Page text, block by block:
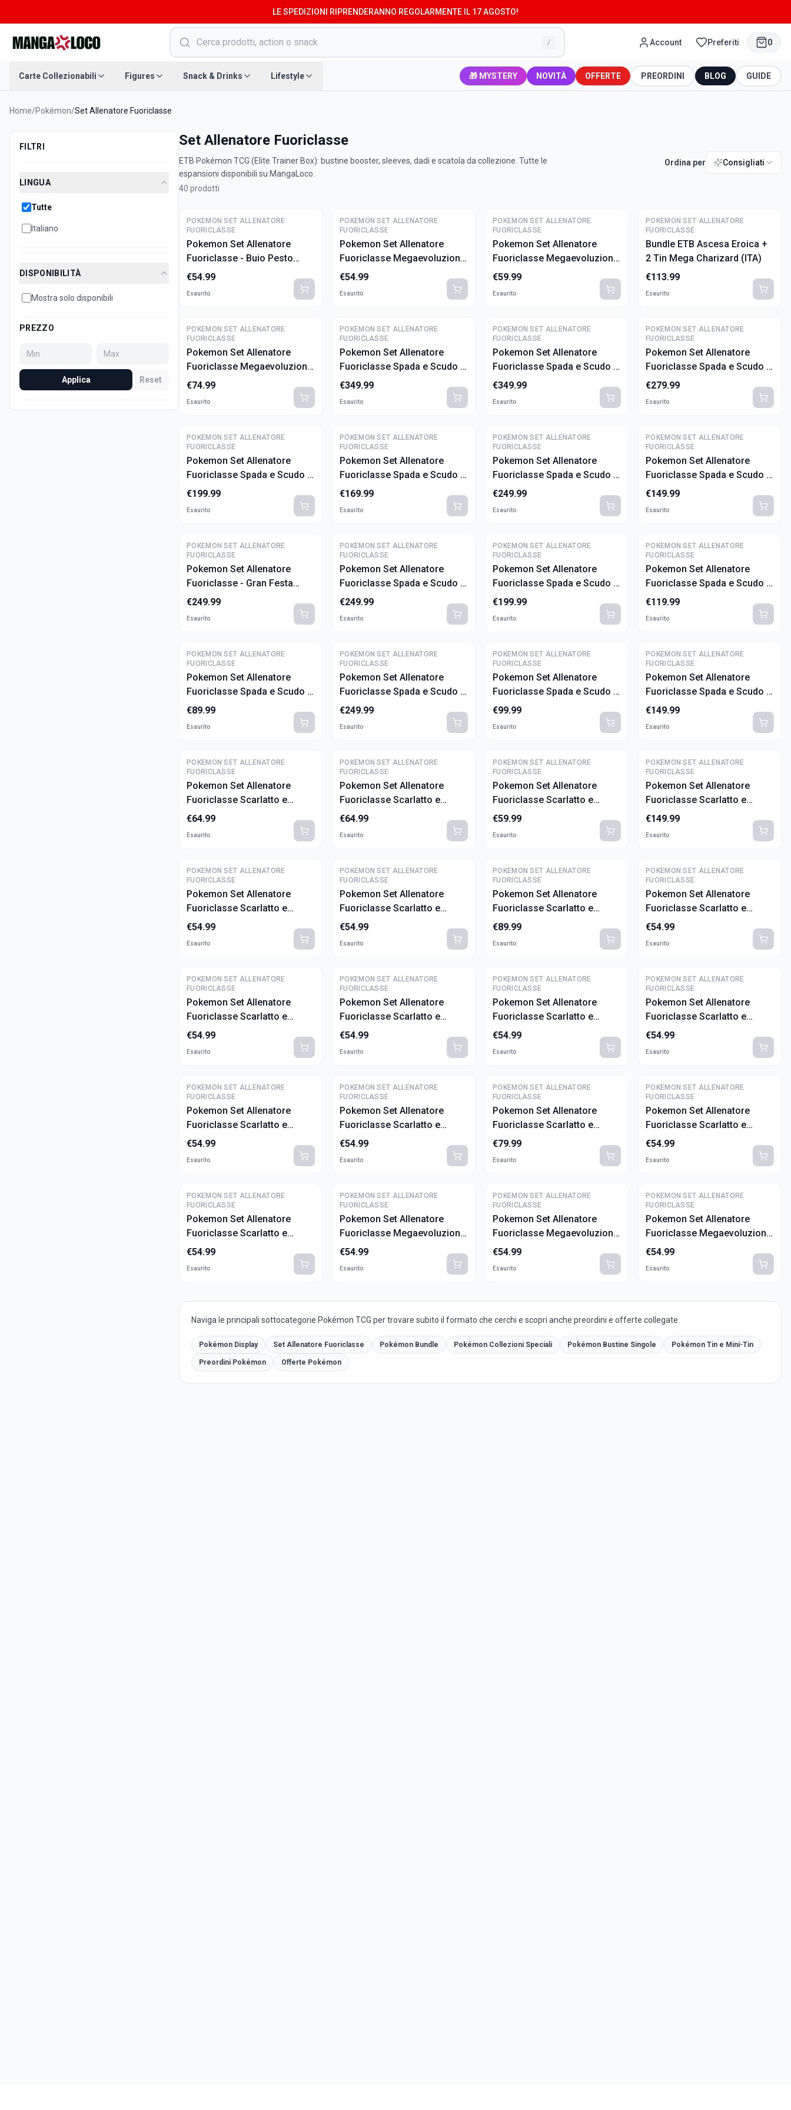
LE SPEDIZIONI RIPRENDERANNO REGOLARMENTE IL 17 AGOSTO!
/ Account Preferiti 0
Carte Collezionabili Figures Snack & Drinks Lifestyle 🎁 MYSTERY NOVITÀ OFFERTE PREORDINI BLOG GUIDE
Home/Pokémon/Set Allenatore Fuoriclasse
FILTRI
LINGUA
Tutte
Italiano
DISPONIBILITÀ
Mostra solo disponibili
PREZZO
Applica Reset
Set Allenatore Fuoriclasse
ETB Pokémon TCG (Elite Trainer Box): bustine booster, sleeves, dadi e scatola da collezione. Tutte le
espansioni disponibili su MangaLoco.
40 prodotti
Ordina per Consigliati
POKEMON SET ALLENATORE
FUORICLASSE
Pokemon Set Allenatore
Fuoriclasse - Buio Pesto
(ITA)
€54.99
Esaurito
POKEMON SET ALLENATORE
FUORICLASSE
Pokemon Set Allenatore
Fuoriclasse Megaevoluzione
- Caos Nascente (ITA)
€54.99
Esaurito
POKEMON SET ALLENATORE
FUORICLASSE
Pokemon Set Allenatore
Fuoriclasse Megaevoluzione
- Equilibrio Perfetto (ITA)
€59.99
Esaurito
POKEMON SET ALLENATORE
FUORICLASSE
Bundle ETB Ascesa Eroica +
2 Tin Mega Charizard (ITA)
€113.99
Esaurito
POKEMON SET ALLENATORE
FUORICLASSE
Pokemon Set Allenatore
Fuoriclasse Megaevoluzione
- Ascesa Eroica (ITA)
€74.99
Esaurito
POKEMON SET ALLENATORE
FUORICLASSE
Pokemon Set Allenatore
Fuoriclasse Spada e Scudo -
Zacian (ITA)
€349.99
Esaurito
POKEMON SET ALLENATORE
FUORICLASSE
Pokemon Set Allenatore
Fuoriclasse Spada e Scudo -
Zamazenta (ITA)
€349.99
Esaurito
POKEMON SET ALLENATORE
FUORICLASSE
Pokemon Set Allenatore
Fuoriclasse Spada e Scudo -
Fragore Ribelle (ITA)
€279.99
Esaurito
POKEMON SET ALLENATORE
FUORICLASSE
Pokemon Set Allenatore
Fuoriclasse Spada e Scudo -
Fiamme oscure (ITA)
€199.99
Esaurito
POKEMON SET ALLENATORE
FUORICLASSE
Pokemon Set Allenatore
Fuoriclasse Spada e Scudo -
Futuri Campioni (ITA)
€169.99
Esaurito
POKEMON SET ALLENATORE
FUORICLASSE
Pokemon Set Allenatore
Fuoriclasse Spada e Scudo -
Voltaggio Folgorante (ITA)
€249.99
Esaurito
POKEMON SET ALLENATORE
FUORICLASSE
Pokemon Set Allenatore
Fuoriclasse Spada e Scudo -
Destino Splendente (ITA)
€149.99
Esaurito
POKEMON SET ALLENATORE
FUORICLASSE
Pokemon Set Allenatore
Fuoriclasse - Gran Festa
(ITA)
€249.99
Esaurito
POKEMON SET ALLENATORE
FUORICLASSE
Pokemon Set Allenatore
Fuoriclasse Spada e Scudo -
Colpo Fusione (ITA)
€249.99
Esaurito
POKEMON SET ALLENATORE
FUORICLASSE
Pokemon Set Allenatore
Fuoriclasse Spada e Scudo -
Astri Lucenti (ITA)
€199.99
Esaurito
POKEMON SET ALLENATORE
FUORICLASSE
Pokemon Set Allenatore
Fuoriclasse Spada e Scudo -
Lucentezza Siderale (ITA)
€119.99
Esaurito
POKEMON SET ALLENATORE
FUORICLASSE
Pokemon Set Allenatore
Fuoriclasse Spada e Scudo -
Pokemon Go (ITA)
€89.99
Esaurito
POKEMON SET ALLENATORE
FUORICLASSE
Pokemon Set Allenatore
Fuoriclasse Spada e Scudo -
Origine Perduta (ITA)
€249.99
Esaurito
POKEMON SET ALLENATORE
FUORICLASSE
Pokemon Set Allenatore
Fuoriclasse Spada e Scudo -
Tempesta Argentata (ITA)
€99.99
Esaurito
POKEMON SET ALLENATORE
FUORICLASSE
Pokemon Set Allenatore
Fuoriclasse Spada e Scudo -
Zenit Regale (ITA)
€149.99
Esaurito
POKEMON SET ALLENATORE
FUORICLASSE
Pokemon Set Allenatore
Fuoriclasse Scarlatto e
Violetto - Koraidon (ITA)
€64.99
Esaurito
POKEMON SET ALLENATORE
FUORICLASSE
Pokemon Set Allenatore
Fuoriclasse Scarlatto e
Violetto - Miraidon (ITA)
€64.99
Esaurito
POKEMON SET ALLENATORE
FUORICLASSE
Pokemon Set Allenatore
Fuoriclasse Scarlatto e
Violetto - Evoluzioni A Paldea
€59.99
Esaurito
POKEMON SET ALLENATORE
FUORICLASSE
Pokemon Set Allenatore
Fuoriclasse Scarlatto e
Violetto - 151 (ITA)
€149.99
Esaurito
POKEMON SET ALLENATORE
FUORICLASSE
Pokemon Set Allenatore
Fuoriclasse Scarlatto e
Violetto - Paradosso
€54.99
Esaurito
POKEMON SET ALLENATORE
FUORICLASSE
Pokemon Set Allenatore
Fuoriclasse Scarlatto e
Violetto - Paradosso
Temporale Eroeferreo (ITA)
€54.99
Esaurito
POKEMON SET ALLENATORE
FUORICLASSE
Pokemon Set Allenatore
Fuoriclasse Scarlatto e
Violetto - Destino Di Paldea
€89.99
Esaurito
POKEMON SET ALLENATORE
FUORICLASSE
Pokemon Set Allenatore
Fuoriclasse Scarlatto e
Violetto - Cronoforze
€54.99
Esaurito
POKEMON SET ALLENATORE
FUORICLASSE
Pokemon Set Allenatore
Fuoriclasse Scarlatto e
Violetto - Cronoforze
€54.99
Esaurito
POKEMON SET ALLENATORE
FUORICLASSE
Pokemon Set Allenatore
Fuoriclasse Scarlatto e
Violetto - Crepuscolo
€54.99
Esaurito
POKEMON SET ALLENATORE
FUORICLASSE
Pokemon Set Allenatore
Fuoriclasse Scarlatto e
Violetto - Segreto Fiabesco
€54.99
Esaurito
POKEMON SET ALLENATORE
FUORICLASSE
Pokemon Set Allenatore
Fuoriclasse Scarlatto e
Violetto - Corona Astrale
€54.99
Esaurito
POKEMON SET ALLENATORE
FUORICLASSE
Pokemon Set Allenatore
Fuoriclasse Scarlatto e
Violetto - Evoluzioni
€54.99
Esaurito
POKEMON SET ALLENATORE
FUORICLASSE
Pokemon Set Allenatore
Fuoriclasse Scarlatto e
Violetto - Avventure Insieme
€54.99
Esaurito
POKEMON SET ALLENATORE
FUORICLASSE
Pokemon Set Allenatore
Fuoriclasse Scarlatto e
Violetto - Rivali Predestinati
€79.99
Esaurito
POKEMON SET ALLENATORE
FUORICLASSE
Pokemon Set Allenatore
Fuoriclasse Scarlatto e
Violetto - Luce Nera (ITA)
€54.99
Esaurito
POKEMON SET ALLENATORE
FUORICLASSE
Pokemon Set Allenatore
Fuoriclasse Scarlatto e
Violetto - Fuoco Bianco (ITA)
€54.99
Esaurito
POKEMON SET ALLENATORE
FUORICLASSE
Pokemon Set Allenatore
Fuoriclasse Megaevoluzione
- Mega Gardevoir (ITA)
€54.99
Esaurito
POKEMON SET ALLENATORE
FUORICLASSE
Pokemon Set Allenatore
Fuoriclasse Megaevoluzione
- Mega Lucario (ITA)
€54.99
Esaurito
POKEMON SET ALLENATORE
FUORICLASSE
Pokemon Set Allenatore
Fuoriclasse Megaevoluzione
Fiamme Spettrali (ITA)
€54.99
Esaurito
Naviga le principali sottocategorie Pokémon TCG per trovare subito il formato che cerchi e scopri anche preordini e offerte collegate.
Pokémon Display Set Allenatore Fuoriclasse Pokémon Bundle Pokémon Collezioni Speciali Pokémon Bustine Singole Pokémon Tin e Mini-Tin
Preordini Pokémon Offerte Pokémon